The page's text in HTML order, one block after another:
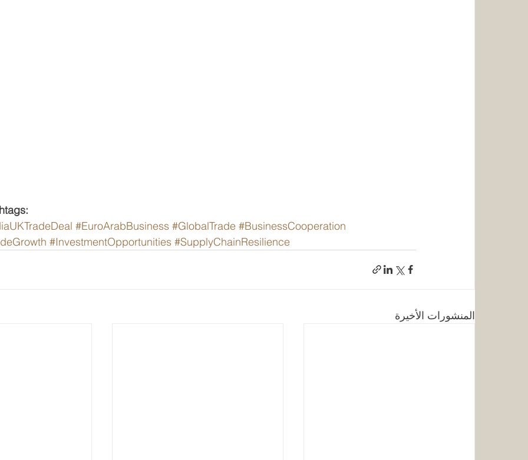
#EuroArabBusiness #GlobalTrade #BusinessCooperation
#InvestmentOpportunities #SupplyChainResilience
المنشورات الأخيرة